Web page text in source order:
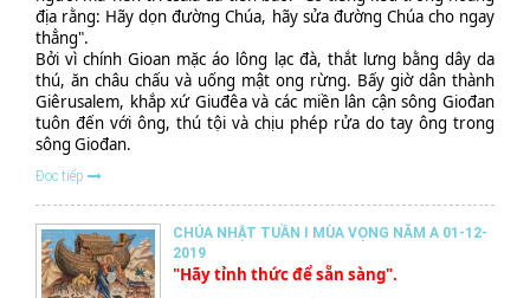
địa rằng: Hãy dọn đường Chúa, hãy sửa đường Chúa cho ngay
thẳng".
Bởi vì chính Gioan mặc áo lông lạc đà, thắt lưng bằng dây da
thú, ăn châu chấu và uống mật ong rừng. Bấy giờ dân thành
Giêrusalem, khắp xứ Giuđêa và các miền lân cận sông Giođan
tuôn đến với ông, thú tội và chịu phép rửa do tay ông trong
sông Giođan.
Đọc tiếp
CHÚA NHẬT TUẦN I MÙA VỌNG NĂM A 01-12-
2019
"Hãy tỉnh thức để sẵn sàng".